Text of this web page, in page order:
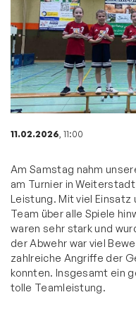
11.02.2026 , 11:00
Am Samstag nahm
am Turnier in
Leistung. Mit viel
Team über alle Spiele
waren sehr stark und
der Abwehr war viel
zahlreiche Angriffe der
konnten. Insgesamt ein
tolle Teamleistung.